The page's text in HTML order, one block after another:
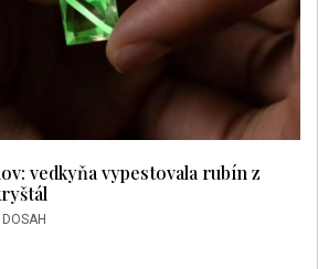
vedkyňa vypestovala rubín z